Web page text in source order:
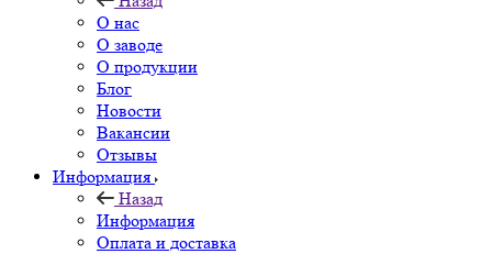
О нас
О заводе
О продукции
Блог
Новости
Вакансии
Отзывы
Информация
Назад
Информация
Оплата и доставка